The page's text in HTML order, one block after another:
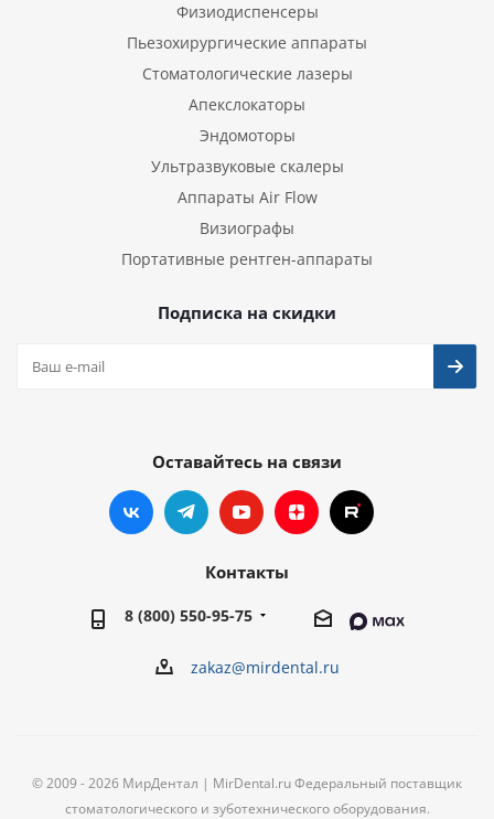
Физиодиспенсеры
Пьезохирургические аппараты
Стоматологические лазеры
Апекслокаторы
Эндомоторы
Ультразвуковые скалеры
Аппараты Air Flow
Визиографы
Портативные рентген-аппараты
Подписка на скидки
Оставайтесь на связи
Контакты
8 (800) 550-95-75
zakaz@mirdental.ru
© 2009 - 2026 МирДентал | MirDental.ru Федеральный поставщик
стоматологического и зуботехнического оборудования.